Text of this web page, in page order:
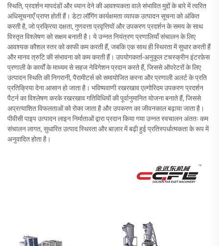
स्थिति, प्रदर्शन मापदंडों और ध्यान देने की आवश्यकता वाले संभावित मुद्दों के बारे में त्वरित
अधिसूचनाएँ प्राप्त होती हैं। डेटा लॉगिंग कार्यक्षमता व्यापक उत्पादन सूचना को अंकित
करती है, जो प्रक्रिया दक्षता, गुणवत्ता प्रवृत्तियों और उपकरण प्रदर्शन के समय के साथ
विस्तृत विश्लेषण को सक्षम बनाती है। ये उन्नत नियंत्रण प्रणालियाँ संचालन के लिए
आवश्यक कौशल स्तर को काफी कम करती हैं, जबकि एक साथ ही स्थिरता में सुधार करती हैं
और मानव त्रुटि की संभावना को कम करती हैं। उपयोगकर्ता-अनुकूल टचस्क्रीन इंटरफ़ेस
प्रणाली के कार्यों के माध्यम से सहज नेविगेशन प्रदान करते हैं, जिससे ऑपरेटरों के लिए
उत्पादन स्थिति की निगरानी, पैरामीटर्स को समायोजित करना और प्रणाली अलर्ट के प्रति
प्रतिक्रिया देना आसान हो जाता है। भविष्यवाणी रखरखाव एल्गोरिदम उपकरण प्रदर्शन
पैटर्न का विश्लेषण करके रखरखाव गतिविधियों की पूर्वानुमानित योजना बनाते हैं, जिससे
अप्रत्याशित विफलताओं को रोका जाता है और उपकरण का जीवनकाल बढ़ाया जाता है।
पीवीसी पाइप उत्पादन लाइन निर्माताओं द्वारा प्रदान किया गया उन्नत स्वचालन अंततः कम
संचालन लागत, सुधारित उत्पाद स्थिरता और बाज़ार में बढ़ी हुई प्रतिस्पर्धात्मकता के रूप में
अनुवादित होता है।